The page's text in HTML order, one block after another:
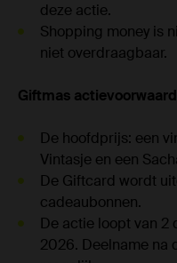
deze actie.
Shopping money is
niet overdraagbaar.
Giftmas
De hoofdprijs: een
Vintasje en een
De Giftcard wordt
cadeaubonnen.
De actie loopt van
2026. Deelname na